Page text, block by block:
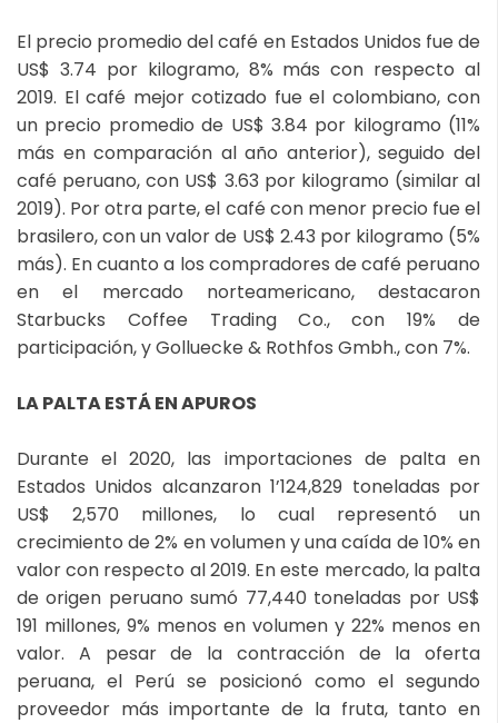
El precio promedio del café en Estados Unidos fue de
US$ 3.74 por kilogramo, 8% más con respecto al
2019. El café mejor cotizado fue el colombiano, con
un precio promedio de US$ 3.84 por kilogramo (11%
más en comparación al año anterior), seguido del
café peruano, con US$ 3.63 por kilogramo (similar al
2019). Por otra parte, el café con menor precio fue el
brasilero, con un valor de US$ 2.43 por kilogramo (5%
más). En cuanto a los compradores de café peruano
en el mercado norteamericano, destacaron
Starbucks Coffee Trading Co., con 19% de
participación, y Golluecke & Rothfos Gmbh., con 7%.
LA PALTA ESTÁ EN APUROS
Durante el 2020, las importaciones de palta en
Estados Unidos alcanzaron 1’124,829 toneladas por
US$ 2,570 millones, lo cual representó un
crecimiento de 2% en volumen y una caída de 10% en
valor con respecto al 2019. En este mercado, la palta
de origen peruano sumó 77,440 toneladas por US$
191 millones, 9% menos en volumen y 22% menos en
valor. A pesar de la contracción de la oferta
peruana, el Perú se posicionó como el segundo
proveedor más importante de la fruta, tanto en